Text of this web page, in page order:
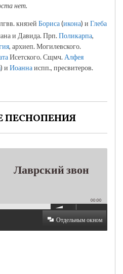
нет.
князей Бориса(икона) и Глеба
и Давида. Прп.Поликарпа,
, архиеп. Могилевского.
Исетского. Сщмч. Алфея
) и Иоаннаиспп., пресвитеров.
ПЕСНОПЕНИЯ
Лаврский звон
00:00
Отдельным окном